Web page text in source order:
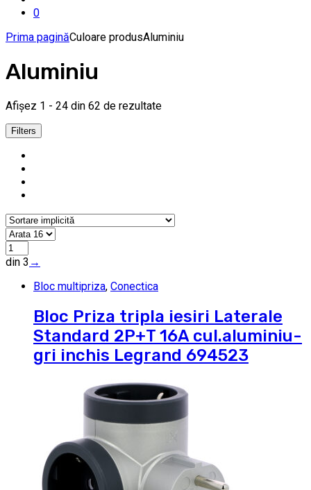
0
Prima paginăCuloare produsAluminiu
Aluminiu
Afișez 1 - 24 din 62 de rezultate
Filters
din 3 →
Bloc multipriza, Conectica
Bloc Priza tripla iesiri Laterale
Standard 2P+T 16A cul.aluminiu-
gri inchis Legrand 694523